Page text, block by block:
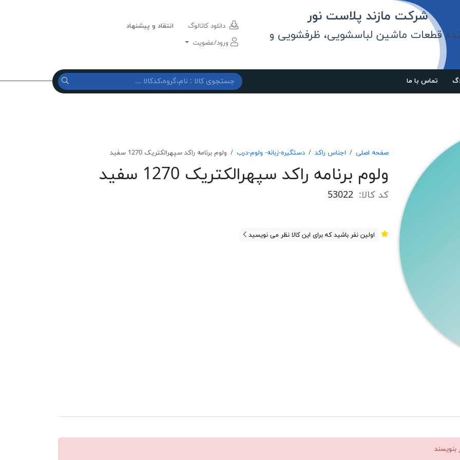
مازند پلاست نور
قطعات ماشین لباسشویی، ظرفشویی و
دانلود کاتالوگ
انتقاد و پیشنهاد
ورود/عضویت
تماس با ما
صفحه اصلی اجناس راکد دستگیره-زبانه- ولوم-درب ولوم برنامه راكد سپهرالكتريک 1270 سفيد
ولوم برنامه راكد سپهرالكتريک 1270 سفيد
کد کالا: 53022
اولین نفر باشید که برای این کالا نظر می نویسید
بنویسند